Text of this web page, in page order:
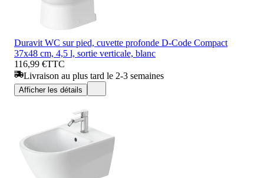
Duravit WC sur pied, cuvette profonde D-Code Compact
37x48 cm, 4,5 l, sortie verticale, blanc
116,99 €TTC
Livraison au plus tard le 2-3 semaines
Afficher les détails